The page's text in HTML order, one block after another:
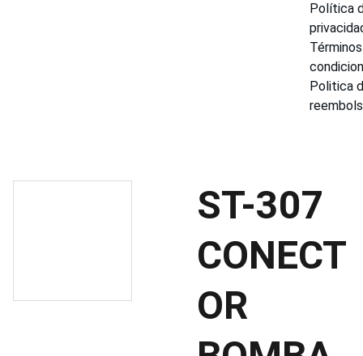
Política
Politica
ST-307
CONECT
OR